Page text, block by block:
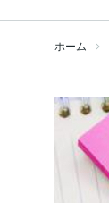
ホーム